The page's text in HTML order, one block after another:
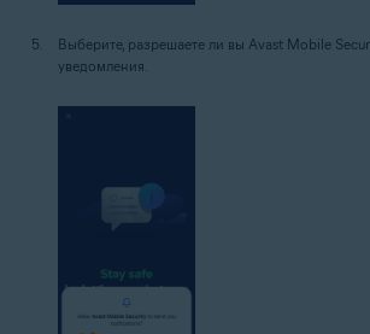
Выберите, разрешаете ли вы Avast Mobile
уведомления.